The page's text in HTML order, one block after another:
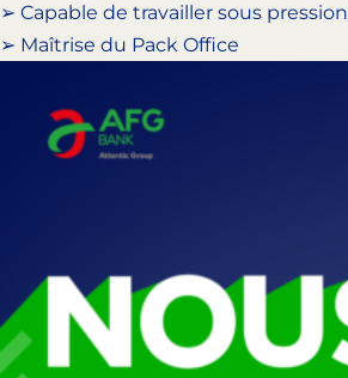
➢ Capable de travailler sous pression
➢ Maîtrise du Pack Office